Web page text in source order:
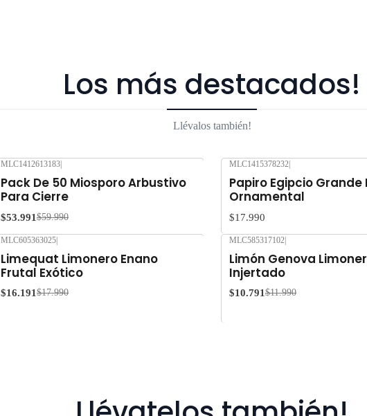
Los más destacados!
Llévalos también!
MLC1412613183
Pack De 50 Miosporo Arbustivo
Para Cierre
$53.991 $59.990
MLC1415378232
Papiro Egipcio
Ornamental
$17.990
MLC605363025|
Limequat Limonero Enano
Frutal Exótico
$16.191 $17.990
MLC585317102|
Limón Genova
Injertado
$10.791 $11.990